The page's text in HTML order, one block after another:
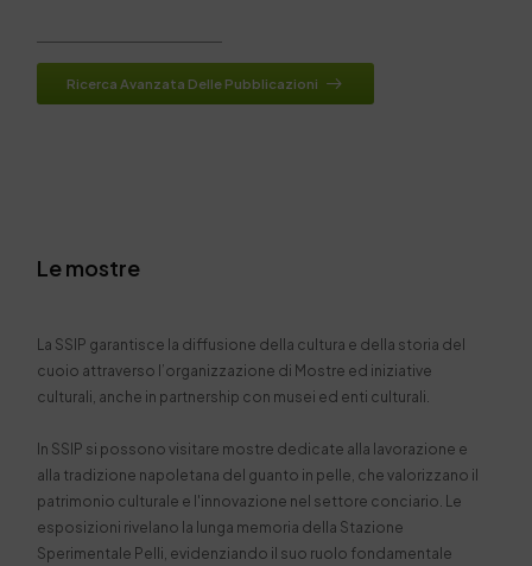
Ricerca Avanzata Delle Pubblicazioni
Le mostre
La SSIP garantisce la diffusione della cultura e della storia del
cuoio attraverso l’organizzazione di Mostre ed iniziative
culturali, anche in partnership con musei ed enti culturali.
In SSIP si possono visitare mostre dedicate alla lavorazione e
alla tradizione napoletana del guanto in pelle, che valorizzano il
patrimonio culturale e l'innovazione nel settore conciario. Le
esposizioni rivelano la lunga memoria della Stazione
Sperimentale Pelli, evidenziando il suo ruolo fondamentale